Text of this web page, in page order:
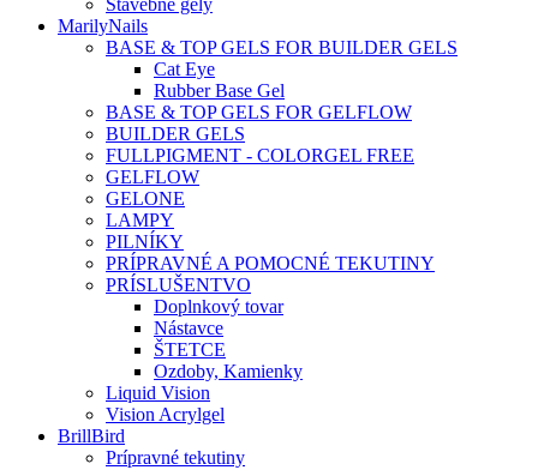
MarilyNails
BASE & TOP GELS FOR BUILDER GELS
Cat Eye
Rubber Base Gel
BASE & TOP GELS FOR GELFLOW
BUILDER GELS
FULLPIGMENT - COLORGEL FREE
GELFLOW
GELONE
LAMPY
PILNÍKY
PRÍPRAVNÉ A POMOCNÉ TEKUTINY
PRÍSLUŠENTVO
Doplnkový tovar
Nástavce
ŠTETCE
Ozdoby, Kamienky
Liquid Vision
Vision Acrylgel
BrillBird
Prípravné tekutiny